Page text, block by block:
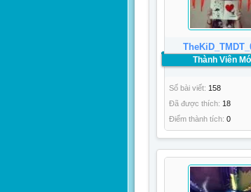
Thành Viên
Số bài viết: 158
Đã được thích: 18
Điểm thành tích: 0